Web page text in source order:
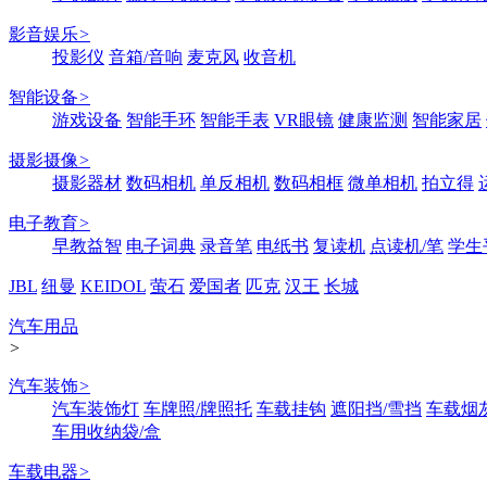
影音娱乐>
投影仪 音箱/音响 麦克风 收音机
智能设备>
游戏设备 智能手环 智能手表 VR眼镜 健康监测 智能家居
摄影摄像>
摄影器材 数码相机 单反相机 数码相框 微单相机 拍立得
电子教育>
早教益智 电子词典 录音笔 电纸书 复读机 点读机/笔 学生
JBL 纽曼 KEIDOL 萤石 爱国者 匹克 汉王 长城
汽车用品
>
汽车装饰>
汽车装饰灯 车牌照/牌照托 车载挂钩 遮阳挡/雪挡 车载烟
车用收纳袋/盒
车载电器>